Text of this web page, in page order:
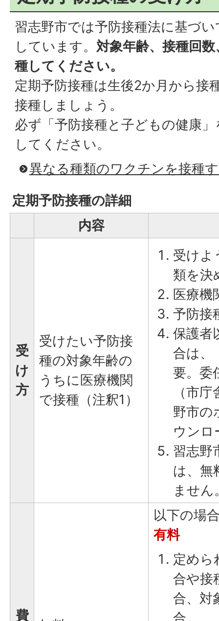
習志野市では予防接種法に基づ
しています。 対象年齢、接種回
種してください。
定期予防接種は生後2か月から接
接種しましょう。
必ず「予防接種と子どもの健康
してください。
異なる種類のワクチンを接種
定期予防接種の詳細
内容
受
け
方
受けたい予防接
種の対象年齢の
うちに医療機関
で接種（注釈1）
受けよ
類を決
医療機
予防接
保護者
合は、
要。委
（市
野市の
ウンロ
習志野
は、無
ません
費
以下の場
有料
定めら
合や接
合、対